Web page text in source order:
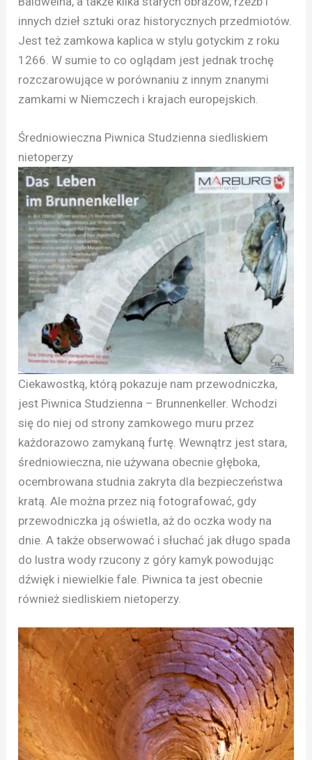
innych dzieł sztuki oraz historycznych przedmiotów.
Jest też zamkowa kaplica w stylu gotyckim z roku
1266. W sumie to co oglądam jest jednak trochę
rozczarowujące w porównaniu z innym znanymi
zamkami w Niemczech i krajach europejskich.
Średniowieczna Piwnica Studzienna siedliskiem
nietoperzy
Ciekawostką, którą pokazuje nam przewodniczka,
jest Piwnica Studzienna – Brunnenkeller. Wchodzi
się do niej od strony zamkowego muru przez
każdorazowo zamykaną furtę. Wewnątrz jest stara,
średniowieczna, nie używana obecnie głęboka,
ocembrowana studnia zakryta dla bezpieczeństwa
kratą. Ale można przez nią fotografować, gdy
przewodniczka ją oświetla, aż do oczka wody na
dnie. A także obserwować i słuchać jak długo spada
do lustra wody rzucony z góry kamyk powodując
dźwięk i niewielkie fale. Piwnica ta jest obecnie
również siedliskiem nietoperzy.